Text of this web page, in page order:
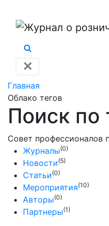
✕
Главная
Облако тегов
Поиск по
Совет профессионалов
Журналы(0)
Новости(5)
Статьи(0)
Мероприятия(10)
Авторы(0)
Партнеры(1)